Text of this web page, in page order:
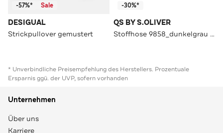
-57%* Sale
DESIGUAL
Strickpullover gemustert
-30%*
QS BY S.OLIVER
Stoffhose 9858_dunkelgrau Tapered
* Unverbindliche Preisempfehlung des Herstellers. Prozentuale
Ersparnis ggü. der UVP, sofern vorhanden
Unternehmen
Über uns
Karriere